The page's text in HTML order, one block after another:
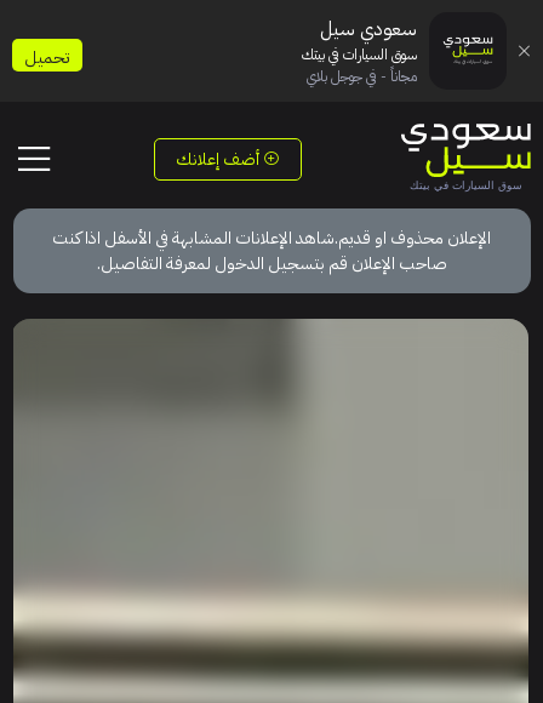
أضف إعلانك
الإعلان محذوف او قديم.شاهد الإعلانات المشابهة في الأسفل اذا كنت
صاحب الإعلان قم بتسجيل الدخول لمعرفة التفاصيل.
سعودي سيل
سوق السيارات في بيتك
مجاناً - في جوجل بلاي
تحميل